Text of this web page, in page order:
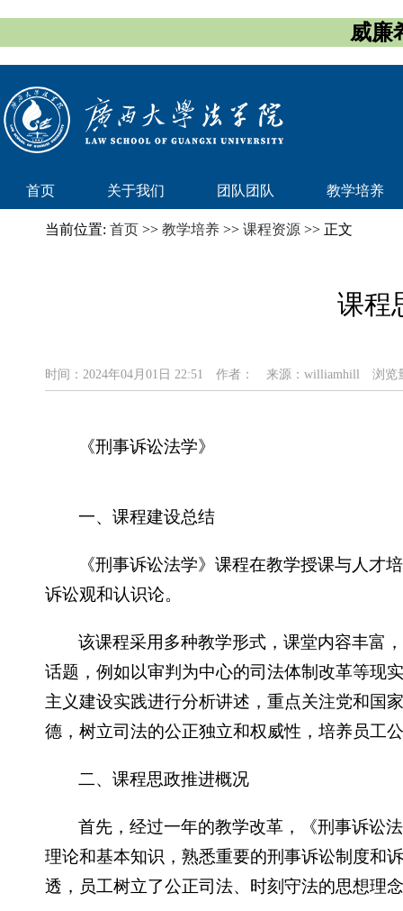
威廉
首页 关于我们 团队团队 教学培养
当前位置: 首页 >> 教学培养 >> 课程资源 >> 正文
课程
时间：2024年04月01日 22:51 作者： 来源：williamhill 浏览
《刑事诉讼法学》
一、课程建设总结
《刑事诉讼法学》课程在教学授课与人
诉讼观和认识论。
该课程采用多种教学形式，课堂内容丰富
话题，例如以审判为中心的司法体制改革等现
主义建设实践进行分析讲述，重点关注党和国
德，树立司法的公正独立和权威性，培养员工
二、课程思政推进概况
首先，经过一年的教学改革，《刑事诉讼
理论和基本知识，熟悉重要的刑事诉讼制度和
透，员工树立了公正司法、时刻守法的思想理